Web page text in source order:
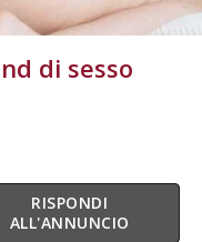
di sesso
RISPONDI
ALL'ANNUNCIO